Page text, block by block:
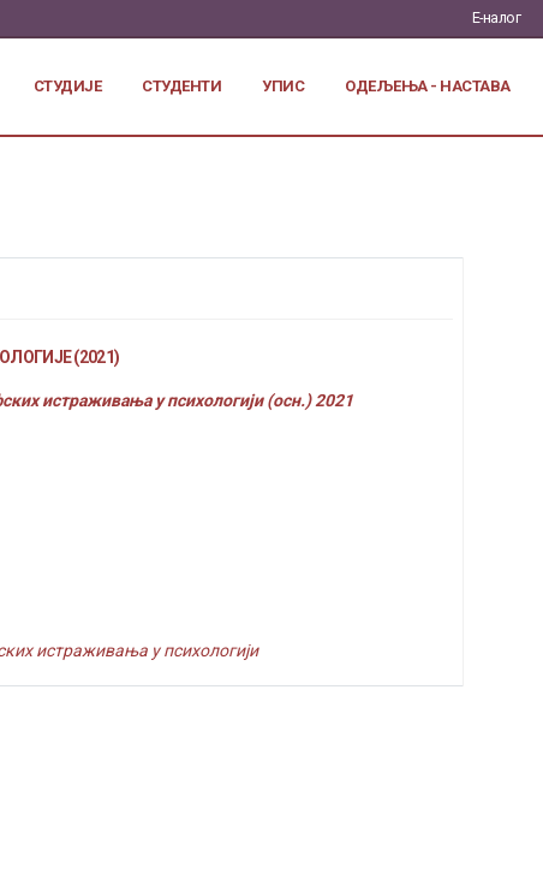
Е-налог
СТУДИЈЕ СТУДЕНТИ УПИС ОДЕЉЕЊА - НАСТАВА
(2021)
истраживања у психологији (осн.) 2021
истраживања у психологији